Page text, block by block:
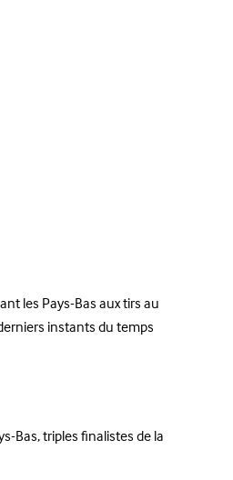
les Pays-Bas aux tirs au
instants du temps
Bas, triples finalistes de la